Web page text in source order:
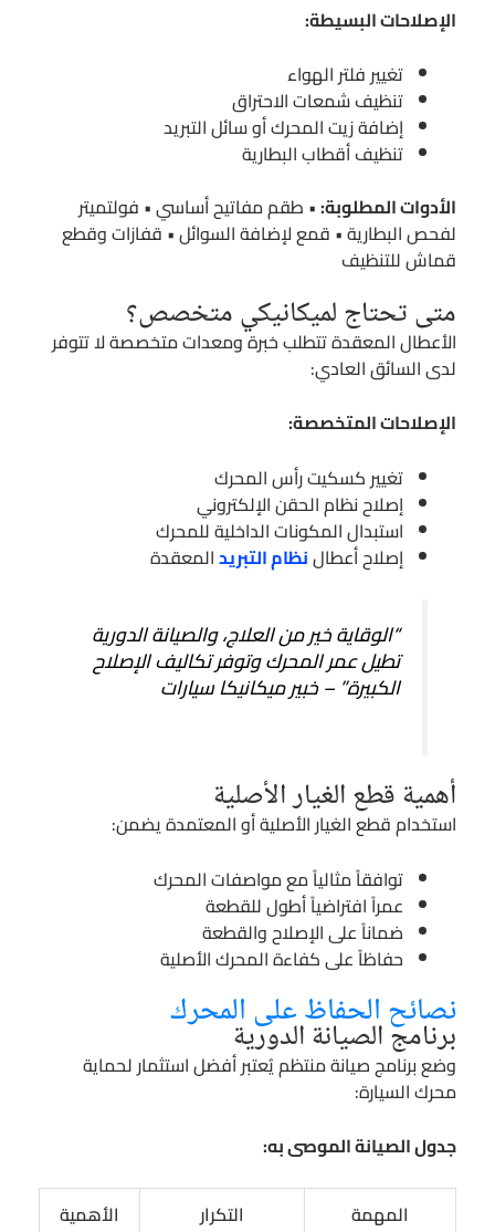
الإصلاحات البسيطة:
تغيير فلتر الهواء
تنظيف شمعات الاحتراق
إضافة زيت المحرك أو سائل التبريد
تنظيف أقطاب البطارية
الأدوات المطلوبة:• طقم مفاتيح أساسي • فولتميتر
لفحص البطارية • قمع لإضافة السوائل • قفازات وقطع
قماش للتنظيف
متى تحتاج لميكانيكي متخصص؟
الأعطال المعقدة تتطلب خبرة ومعدات متخصصة لا تتوفر
لدى السائق العادي:
الإصلاحات المتخصصة:
تغيير كسكيت رأس المحرك
إصلاح نظام الحقن الإلكتروني
استبدال المكونات الداخلية للمحرك
إصلاح أعطالنظام التبريدالمعقدة
“الوقاية خير من العلاج، والصيانة الدورية
تطيل عمر المحرك وتوفر تكاليف الإصلاح
الكبيرة” – خبير ميكانيكا سيارات
أهمية قطع الغيار الأصلية
استخدام قطع الغيار الأصلية أو المعتمدة يضمن:
توافقاً مثالياً مع مواصفات المحرك
عمراً افتراضياً أطول للقطعة
ضماناً على الإصلاح والقطعة
حفاظاً على كفاءة المحرك الأصلية
نصائح الحفاظ على المحرك
برنامج الصيانة الدورية
وضع برنامج صيانة منتظم يُعتبر أفضل استثمار لحماية
محرك السيارة:
جدول الصيانة الموصى به:
المهمة التكرار
الأهمية